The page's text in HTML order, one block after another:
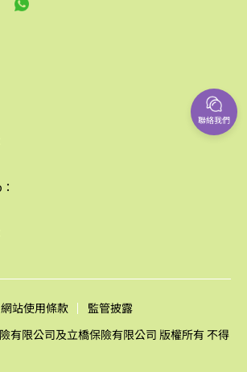
網站使用條款
監管披露
有限公司及立橋保險有限公司 版權所有 不得
聯絡我們